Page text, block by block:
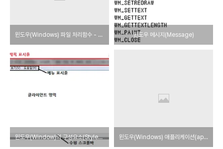
윈도우(Windows) 파일 처리함수 - 바이너리(이진) 모드, 텍스트 모드 윈도우 메시지(Message)
윈도우(Window)의 구성요소(Style) 및 종류 윈도우(Windows) 애플리케이션(application)의 구조